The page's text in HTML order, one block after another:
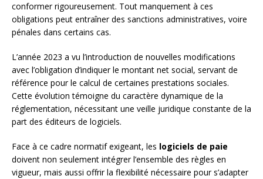
conformer rigoureusement. Tout manquement à ces
obligations peut entraîner des sanctions administratives, voire
pénales dans certains cas.
L’année 2023 a vu l’introduction de nouvelles modifications
avec l’obligation d’indiquer le montant net social, servant de
référence pour le calcul de certaines prestations sociales.
Cette évolution témoigne du caractère dynamique de la
réglementation, nécessitant une veille juridique constante de la
part des éditeurs de logiciels.
Face à ce cadre normatif exigeant, les logiciels de paie
doivent non seulement intégrer l’ensemble des règles en
vigueur, mais aussi offrir la flexibilité nécessaire pour s’adapter